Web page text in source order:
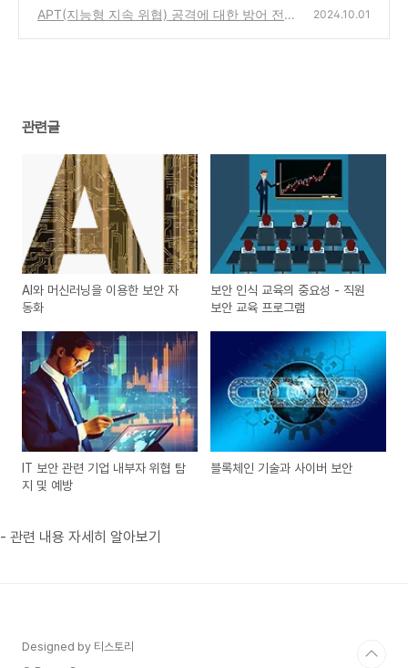
APT(지능형 지속 위협) 공격에 대한 방어 전략 2024.10.01
관련글
AI와 머신러닝을 이용한 보안 자
동화
보안 인식 교육의 중요성 - 직원
보안 교육 프로그램
IT 보안 관련 기업 내부자 위협 탐
지 및 예방
블록체인 기술과 사이버 보안
- 관련 내용 자세히 알아보기
Designed by 티스토리